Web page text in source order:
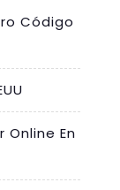
Código
En